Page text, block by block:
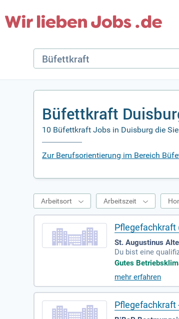
Büfettkraft
10 Büfettkraft Jobs in Duisburg die
Zur Berufsorientierung im Bereich
Arbeitsort Arbeitszeit
Pflegefachkraft
St. Augustinus
Du bist eine
ann bieten wir dir
ichen
und finanzieren.
e Dienstzeiten.
Gutes
mehr erfahren
Pflegefachkraft